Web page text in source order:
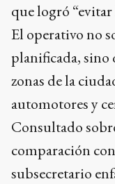
que logró
El operativo no
planificada, sino
zonas de la
automotores y
Consultado
comparación
subsecretario